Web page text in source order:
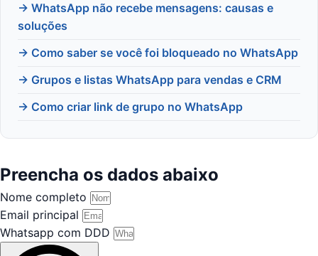
→ WhatsApp não recebe mensagens: causas e
soluções
→ Como saber se você foi bloqueado no WhatsApp
→ Grupos e listas WhatsApp para vendas e CRM
→ Como criar link de grupo no WhatsApp
Preencha os dados abaixo
Nome completo
Email principal
Whatsapp com DDD